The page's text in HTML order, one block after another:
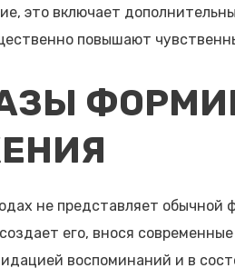
это включает
повышают
не представляет обычной
его, внося
воспоминаний и в